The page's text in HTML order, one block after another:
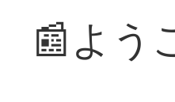
📰よう